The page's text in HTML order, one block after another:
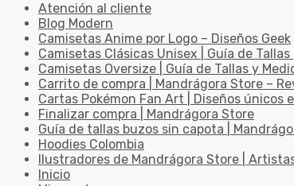
Atención al cliente
Blog Modern
Camisetas Anime por Logo – Diseños Geek
Camisetas Clásicas Unisex | Guía de
Camisetas Oversize | Guía de Tallas y
Carrito de compra | Mandrágora Store –
Cartas Pokémon Fan Art | Diseños únicos
Finalizar compra | Mandrágora Store
Guía de tallas buzos sin capota |
Hoodies Colombia
Ilustradores de Mandrágora Store |
Inicio